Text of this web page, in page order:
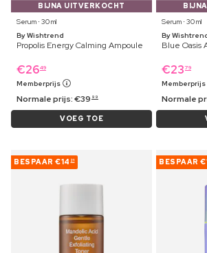
BIJNA UITVERKOCHT
Serum ⋅ 30 ml
By Wishtrend
Propolis Energy Calming Ampoule
€2649
Memberprijs
Normale prijs:€39 99
VOEG TOE
Serum ⋅ 30 ml
By
Blue Oasis
€23 79
Memberprijs
Normale
BESPAAR €14 21 BESPAAR